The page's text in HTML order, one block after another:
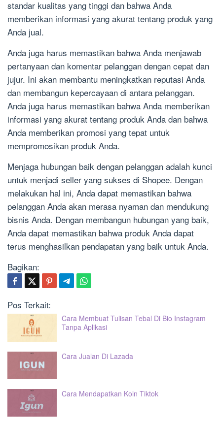
standar kualitas yang tinggi dan bahwa Anda
memberikan informasi yang akurat tentang produk yang
Anda jual.
Anda juga harus memastikan bahwa Anda menjawab
pertanyaan dan komentar pelanggan dengan cepat dan
jujur. Ini akan membantu meningkatkan reputasi Anda
dan membangun kepercayaan di antara pelanggan.
Anda juga harus memastikan bahwa Anda memberikan
informasi yang akurat tentang produk Anda dan bahwa
Anda memberikan promosi yang tepat untuk
mempromosikan produk Anda.
Menjaga hubungan baik dengan pelanggan adalah kunci
untuk menjadi seller yang sukses di Shopee. Dengan
melakukan hal ini, Anda dapat memastikan bahwa
pelanggan Anda akan merasa nyaman dan mendukung
bisnis Anda. Dengan membangun hubungan yang baik,
Anda dapat memastikan bahwa produk Anda dapat
terus menghasilkan pendapatan yang baik untuk Anda.
Bagikan:
Pos Terkait:
Cara Membuat Tulisan Tebal Di Bio Instagram
Tanpa Aplikasi
Cara Jualan Di Lazada
Cara Mendapatkan Koin Tiktok